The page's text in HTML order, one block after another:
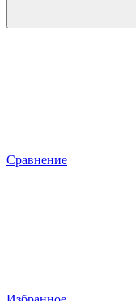
Сравнение